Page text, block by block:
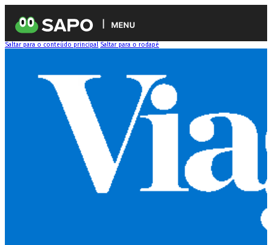
MENU
Saltar para o conteúdo principal Saltar para o rodapé